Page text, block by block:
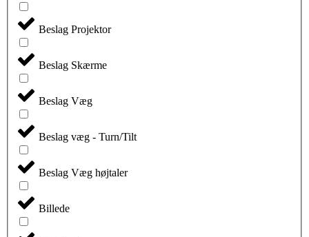
Beslag Projektor
Beslag Skærme
Beslag Væg
Beslag væg - Turn/Tilt
Beslag Væg højtaler
Billede